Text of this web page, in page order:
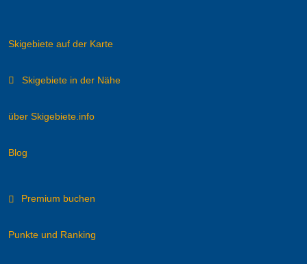
Skigebiete auf der Karte
Skigebiete in der Nähe
über Skigebiete.info
Blog
Premium buchen
Punkte und Ranking